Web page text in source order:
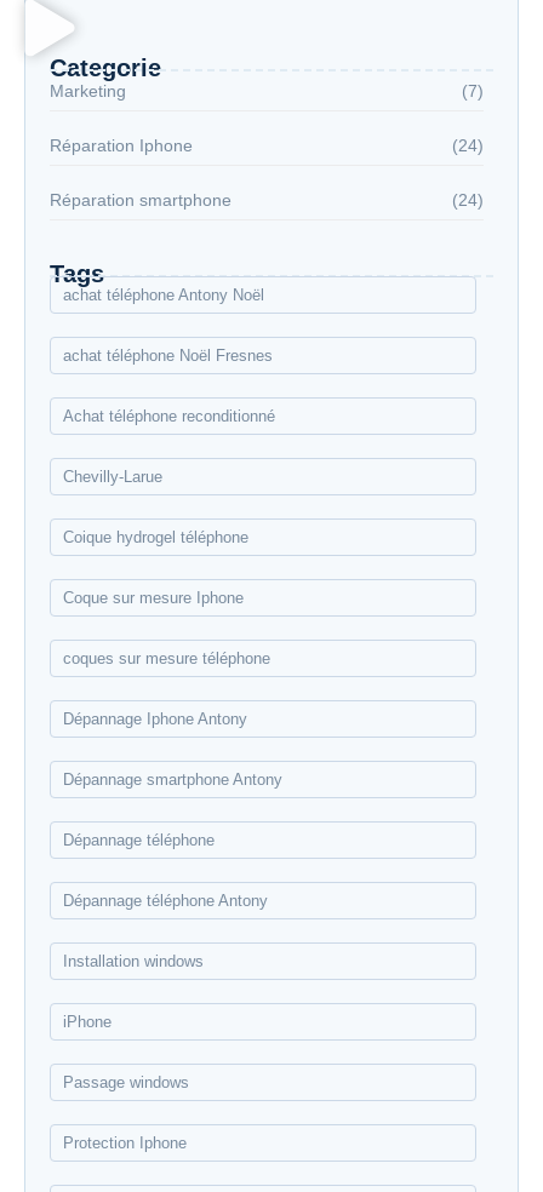
Categorie
Marketing (7)
Réparation Iphone (24)
Réparation smartphone (24)
Tags
achat téléphone Antony Noël
achat téléphone Noël Fresnes
Achat téléphone reconditionné
Chevilly-Larue
Coique hydrogel téléphone
Coque sur mesure Iphone
coques sur mesure téléphone
Dépannage Iphone Antony
Dépannage smartphone Antony
Dépannage téléphone
Dépannage téléphone Antony
Installation windows
iPhone
Passage windows
Protection Iphone